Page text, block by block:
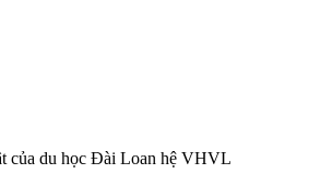
của du học Đài Loan hệ VHVL